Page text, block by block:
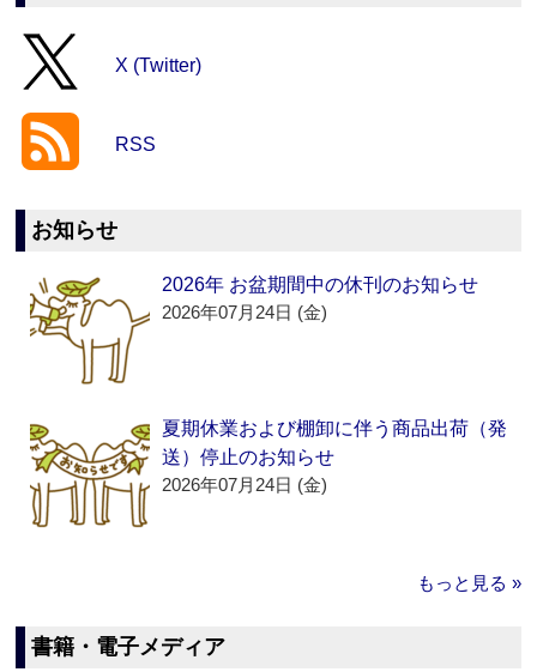
X (Twitter)
RSS
お知らせ
2026年 お盆期間中の休刊のお知らせ
2026年07月24日 (金)
夏期休業および棚卸に伴う商品出荷（発
送）停止のお知らせ
2026年07月24日 (金)
もっと見る »
書籍・電子メディア